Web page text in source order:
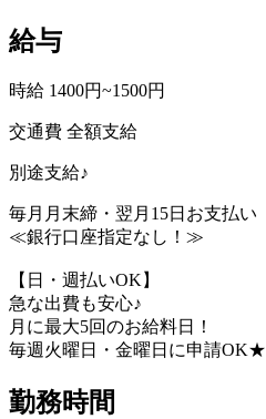
給与
時給 1400円~1500円
交通費 全額支給
別途支給♪
毎月月末締・翌月15日お支払い
≪銀行口座指定なし！≫
【日・週払いOK】
急な出費も安心♪
月に最大5回のお給料日！
毎週火曜日・金曜日に申請OK★
勤務時間